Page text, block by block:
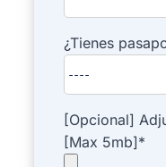
¿Tienes
[Opcional]
[Max 5mb]*